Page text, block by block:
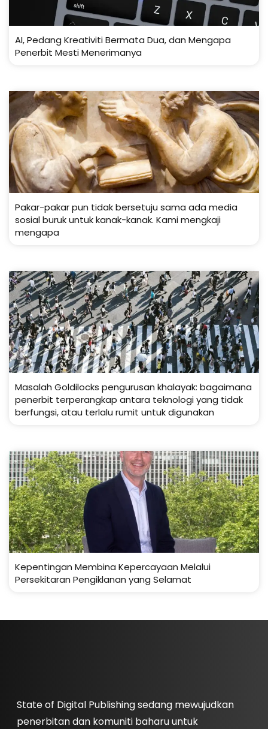
AI, Pedang Kreativiti Bermata Dua, dan Mengapa
Penerbit Mesti Menerimanya
Pakar-pakar pun tidak bersetuju sama ada media
sosial buruk untuk kanak-kanak. Kami mengkaji
mengapa
Masalah Goldilocks pengurusan khalayak: bagaimana
penerbit terperangkap antara teknologi yang tidak
berfungsi, atau terlalu rumit untuk digunakan
Kepentingan Membina Kepercayaan Melalui
Persekitaran Pengiklanan yang Selamat
State of Digital Publishing sedang mewujudkan
penerbitan dan komuniti baharu untuk